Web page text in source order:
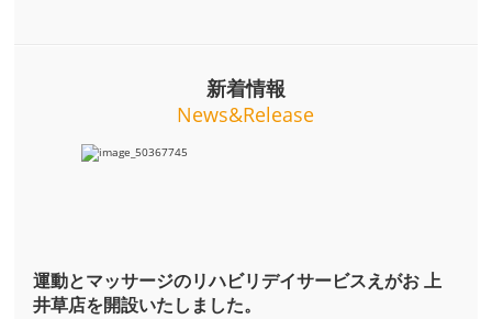
新着情報
News&Release
運動とマッサージのリハビリデイサービスえがお 上
井草店を開設いたしました。